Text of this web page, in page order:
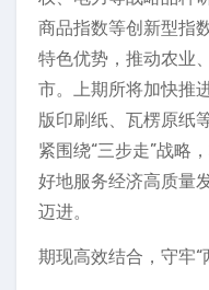
商品指数等创新型指
特色优势，推动农业
市。上期所将加快推
版印刷纸、瓦楞原纸
紧围绕“三步走”战略
好地服务经济高质量
迈进。
期现高效结合，守牢“